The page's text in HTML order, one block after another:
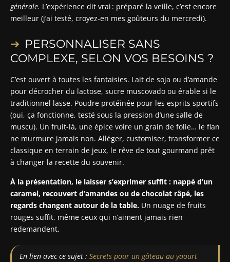
générale. L’expérience dit vrai : préparé la veille, c’est encore
meilleur (j’ai testé, croyez-en mes goûteurs du mercredi).
PERSONNALISER SANS
COMPLEXE, SELON VOS BESOINS ?
C’est ouvert à toutes les fantaisies. Lait de soja ou d’amande
pour décrocher du lactose, sucre muscovado ou érable si le
traditionnel lasse. Poudre protéinée pour les esprits sportifs
(oui, ça fonctionne, testé sous la pression d’une salle de
muscu). Un fruit-là, une épice voire un grain de folie… le flan
ne murmure jamais non. Alléger, customiser, transformer ce
classique en terrain de jeux, le rêve de tout gourmand prêt
à changer la recette du souvenir.
À la présentation, le laisser s’exprimer suffit : nappé d’un
caramel, recouvert d’amandes ou de chocolat râpé, les
regards changent autour de la table. Un nuage de fruits
rouges suffit, même ceux qui n’aiment jamais rien
redemandent.
En lien avec ce sujet : Secrets pour un gâteau au yaourt